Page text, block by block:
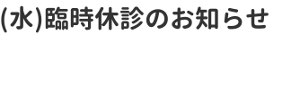
)臨時休診のお知らせ